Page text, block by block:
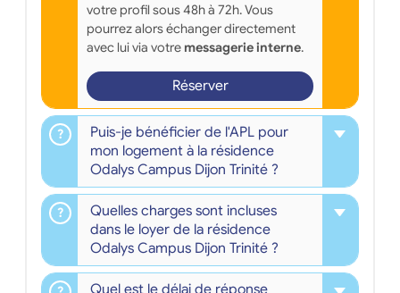
votre profil sous 48h à 72h. Vous
pourrez alors échanger directement
avec lui via votre messagerie interne.
Réserver
Puis-je bénéficier de l'APL pour
mon logement à la résidence
Odalys Campus Dijon Trinité ?
Quelles charges sont incluses
dans le loyer de la résidence
Odalys Campus Dijon Trinité ?